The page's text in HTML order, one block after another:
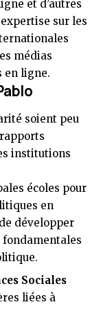
et d’autres
sur les
médias
en ligne.
soient peu
institutions
écoles pour
en
développer
fondamentales
Sociales
liées à